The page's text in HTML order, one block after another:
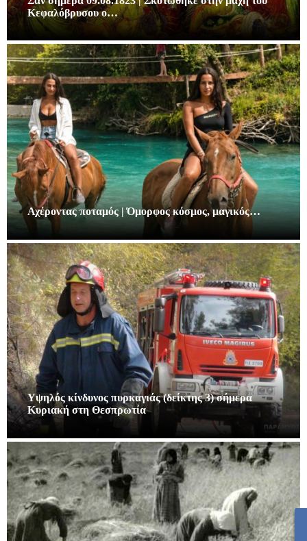
Κεφαλόβρυσου ο…
Αχέροντας ποταμός | Όμορφος κόσμος, μαγικός…
Υψηλός κίνδυνος πυρκαγιάς (δείκτης 3) σήμερα
Κυριακή στη Θεσπρωτία